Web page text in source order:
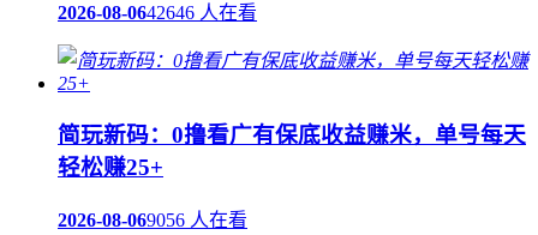
2026-08-0642646 人在看
简玩新码：0撸看广有保底收益赚米，单号每天
轻松赚25+
2026-08-069056 人在看